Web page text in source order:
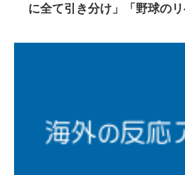
に全て引き分け」「野球のリ